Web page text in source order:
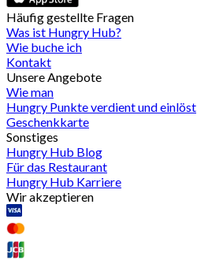
Häufig gestellte Fragen
Was ist Hungry Hub?
Wie buche ich
Kontakt
Unsere Angebote
Wie man
Hungry Punkte verdient und einlöst
Geschenkkarte
Sonstiges
Hungry Hub Blog
Für das Restaurant
Hungry Hub Karriere
Wir akzeptieren